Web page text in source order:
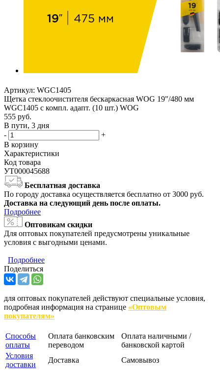
Артикул: WGC1405
Щетка стеклоочистителя бескаркасная WOG 19"/480 мм
WGC1405 с компл. адапт. (10 шт.) WOG
555 руб.
В пути, 3 дня
-
+
В корзину
Характеристики
Код товара
УТ000045688
Бесплатная доставка
По городу доставка осуществляется бесплатно от 3000 руб.
Доставка на следующий день после оплаты.
Подробнее
Оптовикам скидки
Для оптовых покупателей предусмотрены уникальные
условия с выгодными ценами.
Подробнее
Поделиться
для оптовых покупателей действуют специальные условия,
подробная информация на странице «Оптовым
покупателям»
Способы
оплаты
Оплата банковским
переводом
Оплата наличными /
банковской картой
Условия
доставки
Доставка Самовывоз